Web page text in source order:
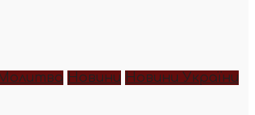
Молитва Новини Новини України